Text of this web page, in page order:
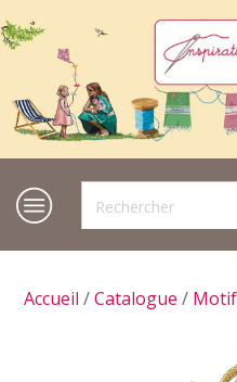
Accueil /Catalogue /